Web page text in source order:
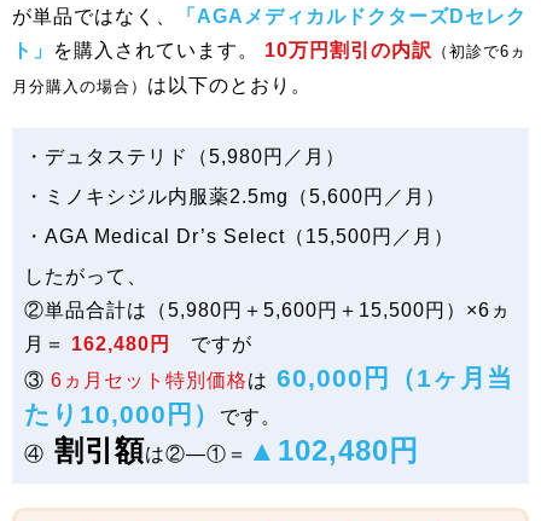
が単品ではなく、
「AGAメディカルドクターズDセレク
ト」
を購入されています。 10万円割引の内訳 （初診で6ヵ
月分購入の場合） は以下のとおり。
・デュタステリド（5,980円／月）
・ミノキシジル内服薬2.5mg（5,600円／月）
・AGA Medical Dr’s Select（15,500円／月）
したがって、
②単品合計は（5,980円＋5,600円＋15,500円）×6ヵ
月＝
162,480円
ですが
③ 6ヵ月セット特別価格は 60,000円（1ヶ月当
たり10,000円）
です。
④ 割引額は②―①＝ ▲102,480円